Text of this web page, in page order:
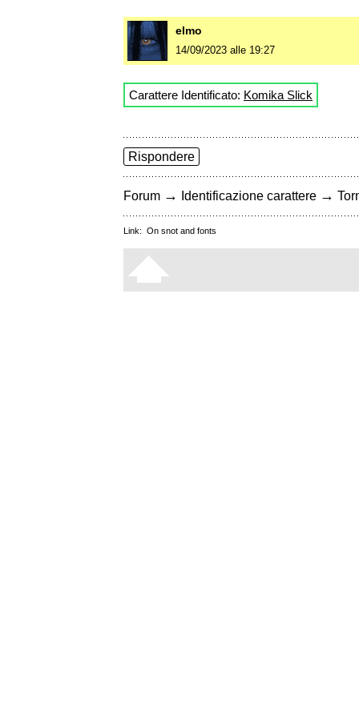
elmo
14/09/2023 alle 19:27
Carattere Identificato: Komika Slick
Rispondere
Forum → Identificazione carattere →
Link: On snot and fonts